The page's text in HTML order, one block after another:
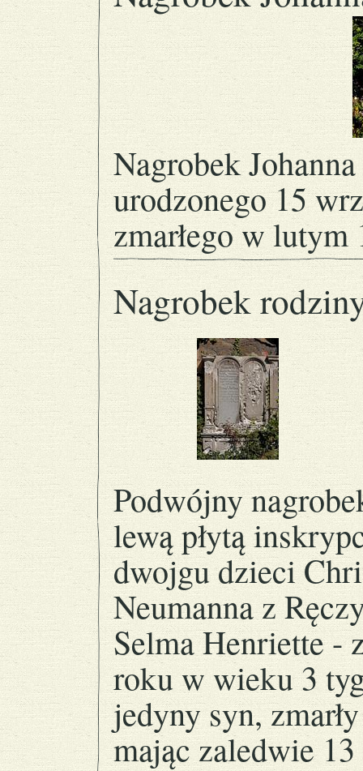
Nagrobek
urodzonego 15
zmarłego w lutym
Nagrobek
Podwójny
lewą płytą
dwojgu dzieci
Neumanna z
Selma Henriette -
roku w wieku 3
jedyny syn,
mając zaledwie